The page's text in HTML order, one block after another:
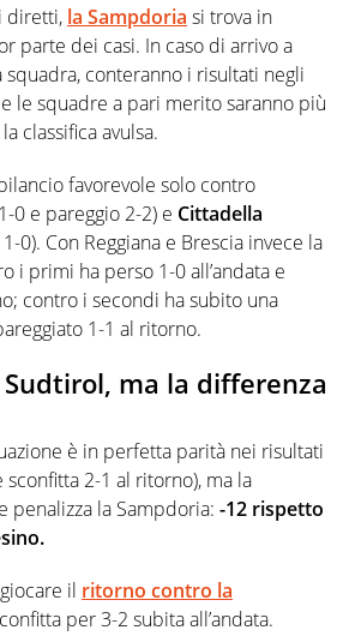
diretti, la Sampdoria si trova in
parte dei casi. In caso di arrivo a
conteranno i risultati negli
le squadre a pari merito saranno più
classifica avulsa.
favorevole solo contro
0 e pareggio 2-2) e Cittadella
0). Con Reggiana e Brescia invece la
i primi ha perso 1-0 all’andata e
contro i secondi ha subito una
1-1 al ritorno.
ma la differenza
è in perfetta parità nei risultati
sconfitta 2-1 al ritorno), ma la
penalizza la Sampdoria: -12 rispetto
il ritorno contro la
per 3-2 subita all’andata.